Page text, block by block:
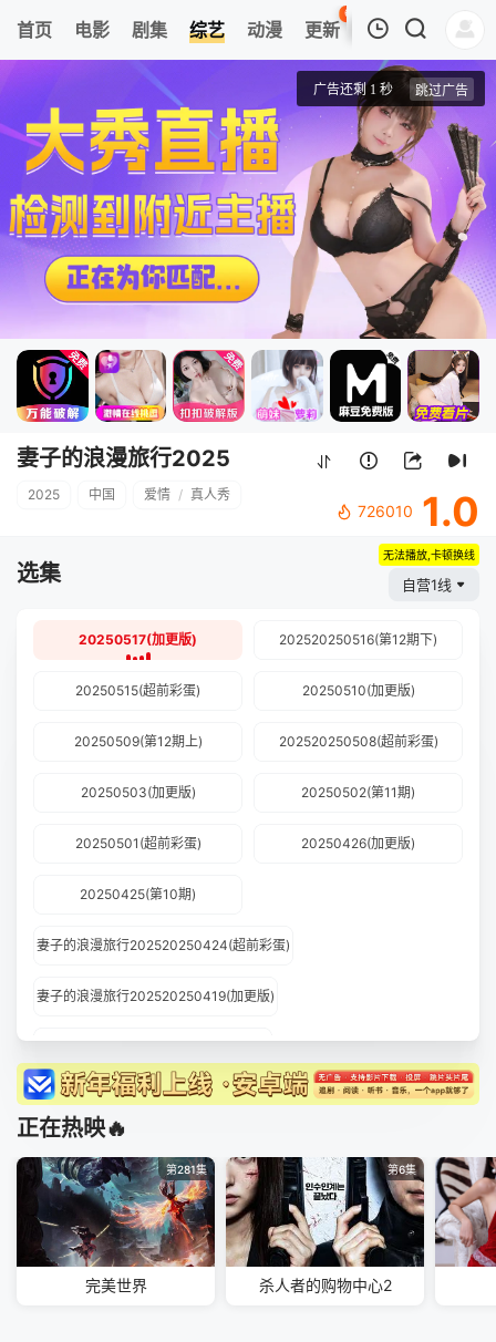
首页 电影 剧集 综艺 动漫 更新
65
热榜 APP
我的观影记录
20250517(加更版)
妻子的浪漫旅行2025
清空
妻子的浪漫旅行2025
2025 中国 爱情 / 真人秀
726010 1.0
选集
无法播放,卡顿换线
自营1线
20250517(加更版) 202520250516(第12期下)
20250515(超前彩蛋) 20250510(加更版)
20250509(第12期上) 202520250508(超前彩蛋)
20250503(加更版) 20250502(第11期)
20250501(超前彩蛋) 20250426(加更版)
20250425(第10期)
妻子的浪漫旅行202520250424(超前彩蛋)
妻子的浪漫旅行202520250419(加更版)
妻子的浪漫旅行202520250418(第9期)
妻子的浪漫旅行202520250417(超前彩蛋)
妻子的浪漫旅行202520250411(第8期)
妻子的浪漫旅行202520250410(超前彩蛋)
正在热映🔥
第281集
完美世界
第6集
杀人者的购物中心2